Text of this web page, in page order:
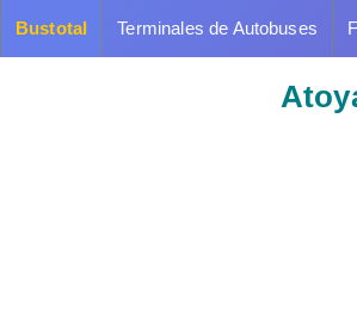
Bustotal Terminales de Autobuses